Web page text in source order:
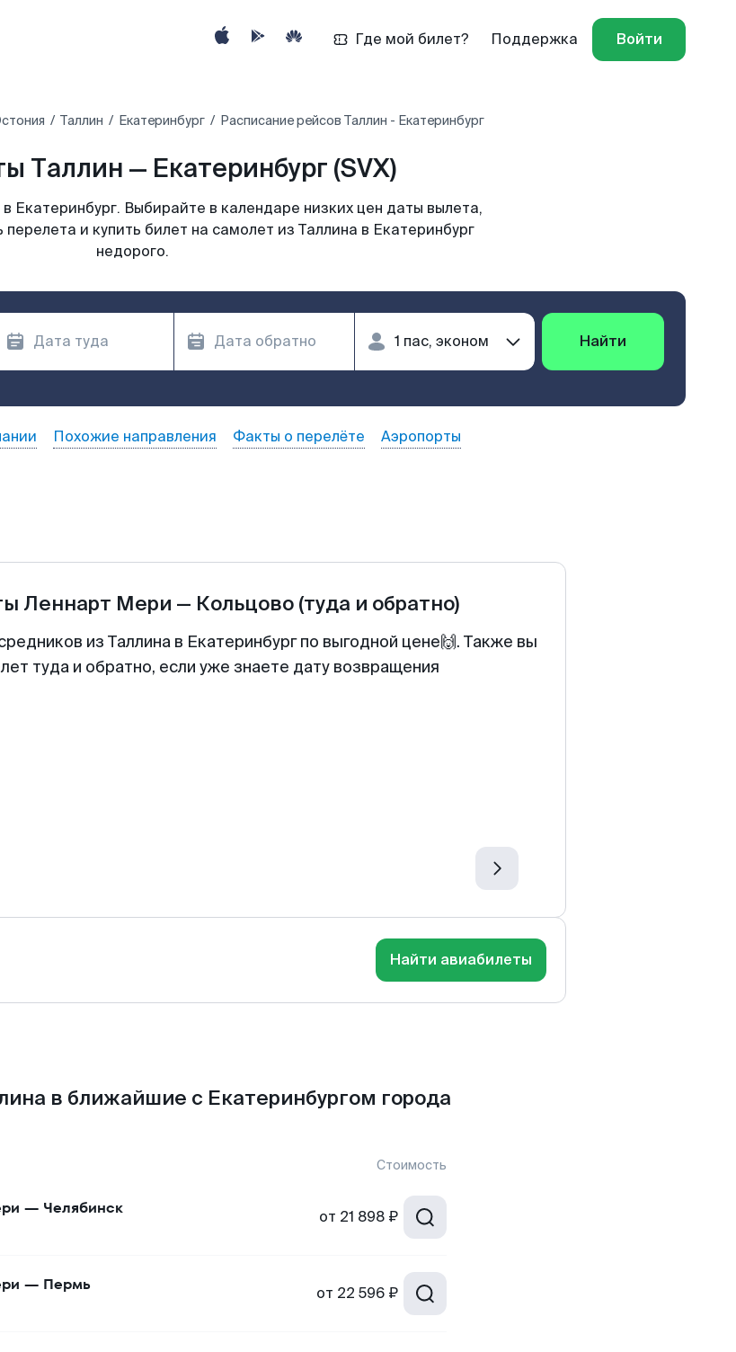
Где мой билет? Поддержка Войти
Таллин Екатеринбург Расписание рейсов Таллин - Екатеринбург
Таллин — Екатеринбург (SVX)
Екатеринбург. Выбирайте в календаре низких цен даты вылета,
и купить билет на самолет из Таллина в Екатеринбург
недорого.
Найти
Похожие направления Факты о перелёте Аэропорты
Леннарт Мери — Кольцово (туда и обратно)
из Таллина в Екатеринбург по выгодной цене🙌. Также вы
туда и обратно, если уже знаете дату возвращения
Найти авиабилеты
в ближайшие с Екатеринбургом города
Стоимость
— Челябинск от 21 898 ₽
— Пермь от 22 596 ₽